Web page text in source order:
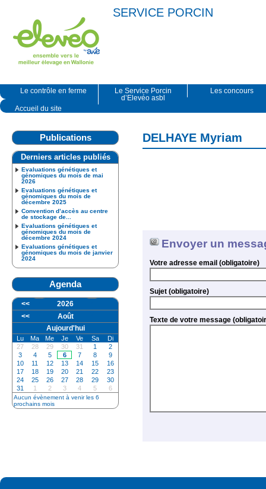
SERVICE PORCIN
Le contrôle en ferme
Le Service Porcin
d’Elevéo asbl
Les concours
Accueil du site
DELHAYE Myriam
Envoyer un
Votre adresse email (obligatoire)
Sujet (obligatoire)
Texte de votre message
Publications
Derniers articles publiés
Evaluations génétiques et
génomiques du mois de mai
2026
Evaluations génétiques et
génomiques du mois de
décembre 2025
Convention d’accès au centre
de stockage de...
Evaluations génétiques et
génomiques du mois de
décembre 2024
Evaluations génétiques et
génomiques du mois de janvier
2024
Agenda
<<
2026
<<
Août
Aujourd'hui
Lu Ma Me Je Ve Sa
Di
27
28 29 30 31 1
2
3
4 5 6 7 8
9
10
11 12 13 14 15
16
17
18 19 20 21 22
23
24
25 26 27 28 29
30
31
1 2 3 4 5 6
Aucun évènement à venir les 6
prochains mois